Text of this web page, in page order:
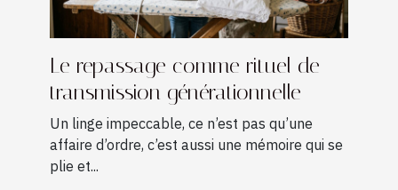
Le repassage comme rituel de
transmission générationnelle
Un linge impeccable, ce n’est pas qu’une
affaire d’ordre, c’est aussi une mémoire qui se
plie et...